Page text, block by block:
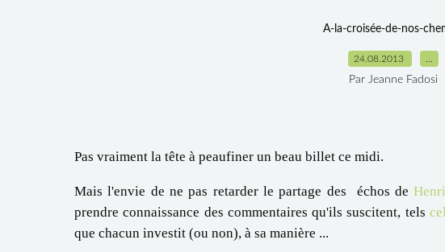
A-la-croisée-de-nos-
24.08.2013
Par Jeanne Fadosi
Pas vraiment la tête à peaufiner un beau billet ce midi.
Mais l'envie de ne pas retarder le partage des échos deHenri
prendre connaissance des commentaires qu'ils suscitent, tels
que chacun investit (ou non), à sa manière ...